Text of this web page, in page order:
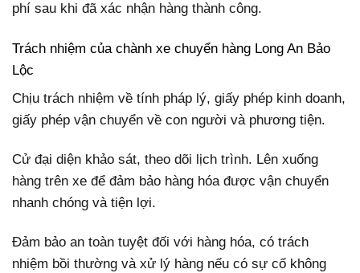
phí sau khi đã xác nhận hàng thành công.
Trách nhiệm của chành xe chuyển hàng Long An Bảo
Lộc
Chịu trách nhiệm về tính pháp lý, giấy phép kinh doanh,
giấy phép vận chuyển về con người và phương tiện.
Cử đại diện khảo sát, theo dõi lịch trình. Lên xuống
hàng trên xe để đảm bảo hàng hóa được vận chuyển
nhanh chóng và tiện lợi.
Đảm bảo an toàn tuyệt đối với hàng hóa, có trách
nhiệm bồi thường và xử lý hàng nếu có sự cố không